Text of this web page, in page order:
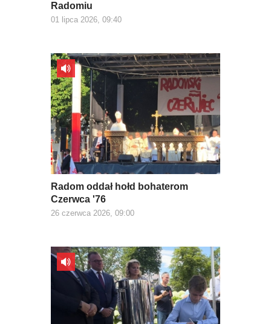
Radomiu
01 lipca 2026, 09:40
Radom oddał hołd bohaterom
Czerwca '76
26 czerwca 2026, 09:00